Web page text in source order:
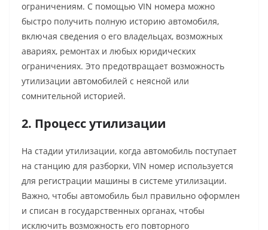
ограничениям. С помощью VIN номера можно
быстро получить полную историю автомобиля,
включая сведения о его владельцах, возможных
авариях, ремонтах и любых юридических
ограничениях. Это предотвращает возможность
утилизации автомобилей с неясной или
сомнительной историей.
2. Процесс утилизации
На стадии утилизации, когда автомобиль поступает
на станцию для разборки, VIN номер используется
для регистрации машины в системе утилизации.
Важно, чтобы автомобиль был правильно оформлен
и списан в государственных органах, чтобы
исключить возможность его повторного